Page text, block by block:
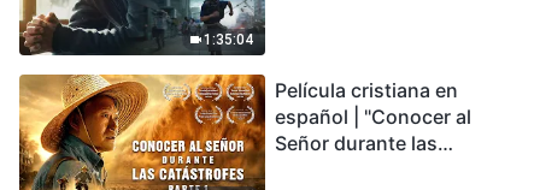
1:35:04
podemos sobrevivir?
Película cristiana en
español | "Conocer al
Señor durante las